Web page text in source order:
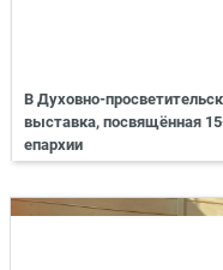
В Духовно-
выставка, посвящённая
епархии